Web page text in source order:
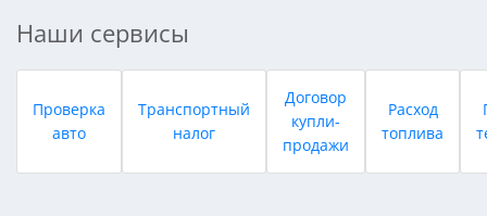
Наши сервисы
Проверка
авто
Транспортный
налог
Договор
купли-
продажи
Расход
топлива